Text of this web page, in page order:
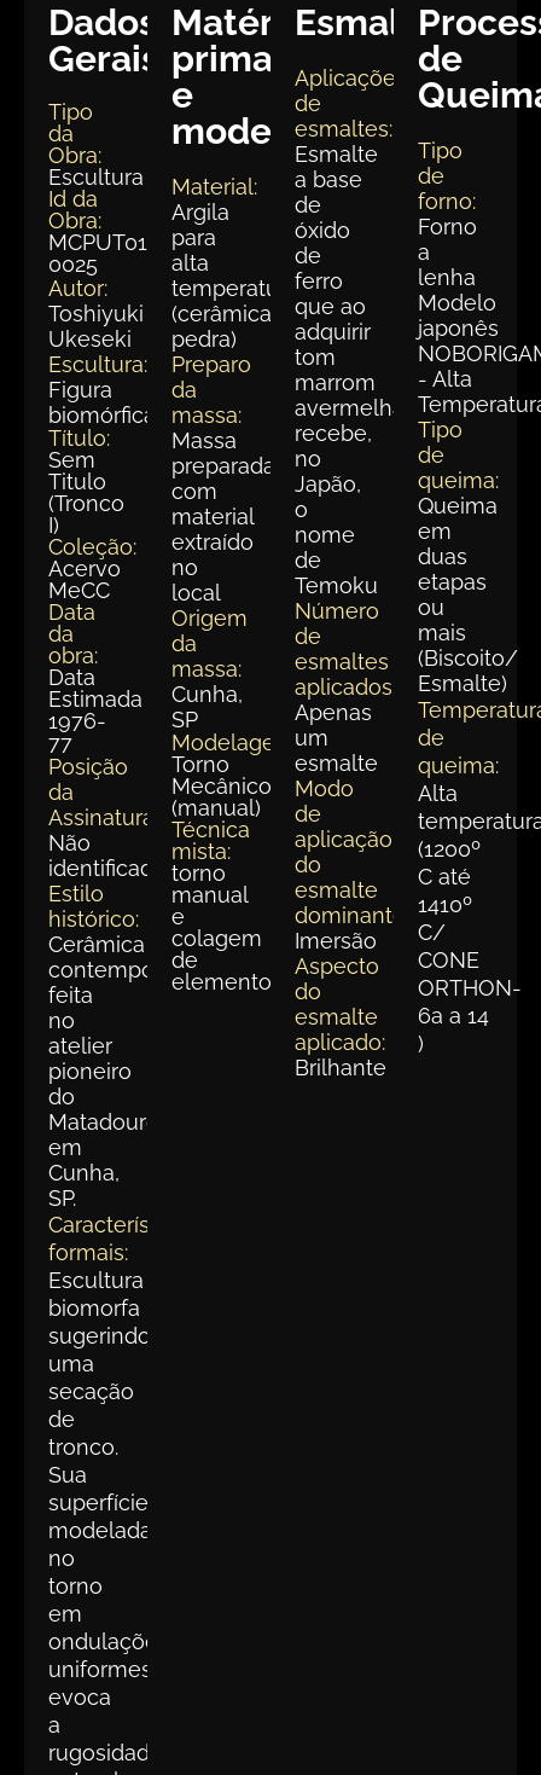
Dados
Gerais:
Tipo
da
Obra:
Escultura
Id da
Obra:
MCPUT013-
0025
Autor:
Toshiyuki
Ukeseki
Escultura:
Figura
biomórfica
Título:
Sem
Titulo
(Tronco
I)
Coleção:
Acervo
MeCC
Data
da
obra:
Data
Estimada
1976-
77
Posição
da
Assinatura:
Não
identificada
Estilo
histórico:
Cerâmica
contemporânea
feita
no
atelier
pioneiro
do
Matadouro,
em
Cunha,
SP.
Características
formais:
Escultura
biomorfa
sugerindo
uma
secação
de
tronco.
Sua
superfície
modelada
no
torno
em
ondulações
uniformes
evoca
a
rugosidade
Matéria
prima
e
modelagem
Material:
Argila
para
alta
temperatura
(cerâmica
pedra)
Preparo
da
massa:
Massa
preparada
com
material
extraído
no
local
Origem
da
massa:
Cunha,
SP
Modelagem:
Torno
Mecânico
(manual)
Técnica
mista:
torno
manual
e
colagem
de
elementos
Esmaltação
Aplicações
de
esmaltes:
Esmalte
a base
de
óxido
de
ferro
que ao
adquirir
tom
marrom
avermelhado
recebe,
no
Japão,
o
nome
de
Temoku
Número
de
esmaltes
aplicados:
Apenas
um
esmalte
Modo
de
aplicação
do
esmalte
dominante:
Imersão
Aspecto
do
esmalte
aplicado:
Brilhante
de
Tipo
de
forno:
Forno
a
lenha
Modelo
japonês
- Alta
Tipo
de
queima:
Queima
em
duas
etapas
ou
mais
(Biscoito/
Esmalte)
de
queima:
Alta
(1200º
C até
1410º
C/
CONE
ORTHON-
6a a 14
)